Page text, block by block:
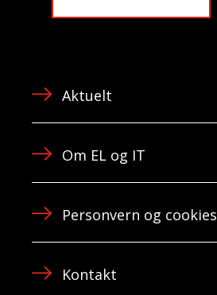
Aktuelt
Om EL og IT
Personvern og cookies
Kontakt